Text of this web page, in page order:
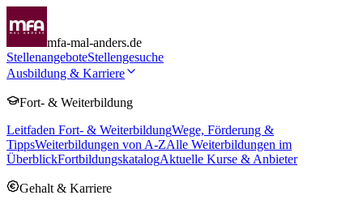
mfa-mal-anders.de
StellenangeboteStellengesuche
Ausbildung & Karriere
Fort- & Weiterbildung
Leitfaden Fort- & WeiterbildungWege, Förderung &
TippsWeiterbildungen von A-ZAlle Weiterbildungen im
ÜberblickFortbildungskatalogAktuelle Kurse & Anbieter
Gehalt & Karriere